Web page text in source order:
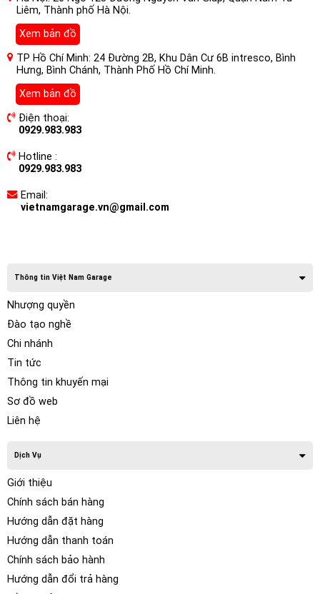
Liêm, Thành phố Hà Nội.
Xem bản đồ
TP Hồ Chí Minh: 24 Đường 2B, Khu Dân Cư 6B intresco, Bình
Hưng, Bình Chánh, Thành Phố Hồ Chí Minh.
Xem bản đồ
Điện thoại:
0929.983.983
Hotline :
0929.983.983
Email:
vietnamgarage.vn@gmail.com
Thông tin Việt Nam Garage
Nhượng quyền
Đào tạo nghề
Chi nhánh
Tin tức
Thông tin khuyến mại
Sơ đồ web
Liên hệ
Dịch Vụ
Giới thiệu
Chính sách bán hàng
Hướng dẫn đặt hàng
Hướng dẫn thanh toán
Chính sách bảo hành
Hướng dẫn đổi trả hàng